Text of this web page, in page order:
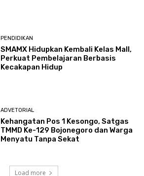
PENDIDIKAN
SMAMX Hidupkan Kembali Kelas Mall,
Perkuat Pembelajaran Berbasis
Kecakapan Hidup
ADVETORIAL
Kehangatan Pos 1 Kesongo, Satgas
TMMD Ke-129 Bojonegoro dan Warga
Menyatu Tanpa Sekat
Load more